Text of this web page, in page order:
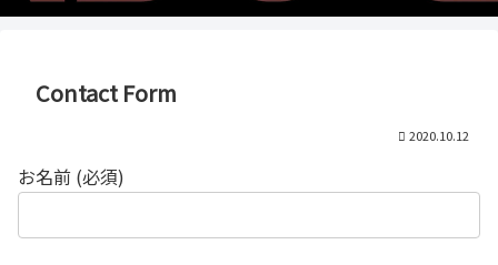
Contact Form
2020.10.12
お名前 (必須)